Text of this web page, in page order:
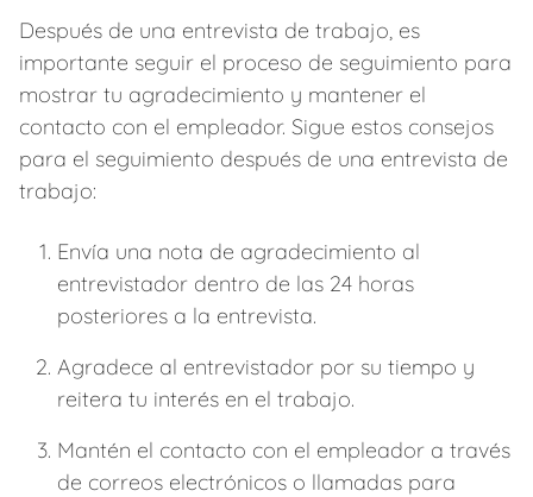
Después de una entrevista de trabajo, es
importante seguir el proceso de seguimiento para
mostrar tu agradecimiento y mantener el
contacto con el empleador. Sigue estos consejos
para el seguimiento después de una entrevista de
trabajo:
Envía una nota de agradecimiento al
entrevistador dentro de las 24 horas
posteriores a la entrevista.
Agradece al entrevistador por su tiempo y
reitera tu interés en el trabajo.
Mantén el contacto con el empleador a través
de correos electrónicos o llamadas para